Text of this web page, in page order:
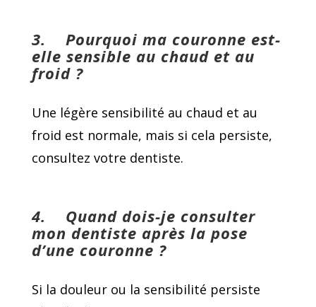
3. Pourquoi ma couronne est-
elle sensible au chaud et au
froid ?
Une légère sensibilité au chaud et au
froid est normale, mais si cela persiste,
consultez votre dentiste.
4. Quand dois-je consulter
mon dentiste après la pose
d’une couronne ?
Si la douleur ou la sensibilité persiste